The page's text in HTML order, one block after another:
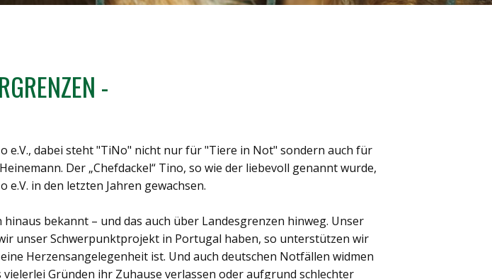
-
e.V., dabei steht "TiNo" nicht nur für "Tiere in Not" sondern auch für
Der „Chefdackel“ Tino, so wie der liebevoll genannt wurde,
in den letzten Jahren gewachsen.
bekannt – und das auch über Landesgrenzen hinweg. Unser
unser Schwerpunktprojekt in Portugal haben, so unterstützen wir
Herzensangelegenheit ist. Und auch deutschen Notfällen widmen
Gründen ihr Zuhause verlassen oder aufgrund schlechter